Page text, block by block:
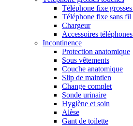
Téléphone fixe
Téléphone fixe sans fil
Chargeur
Accessoires
Incontinence
Protection anatomique
Sous vêtements
Couche anatomique
Slip de maintien
Change complet
Sonde urinaire
Hygiène et soin
Alèse
Gant de toilette